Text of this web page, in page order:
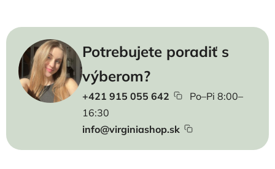
Potrebujete poradiť s
výberom?
+421 915 055 642
Po–Pi 8:00–
16:30
info@virginiashop.sk